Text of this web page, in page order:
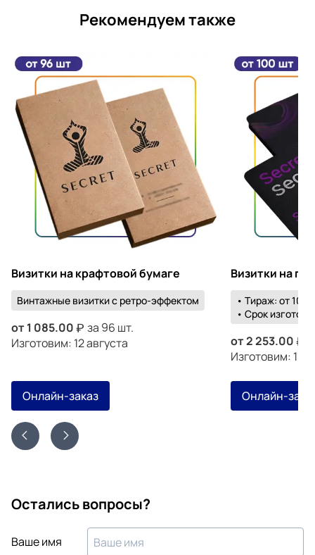
Рекомендуем также
Визитки на крафтовой бумаге
Винтажные визитки с ретро-эффектом
от 1 085.00
за 96 шт.
Изготовим: 12 августа
Онлайн-заказ
Визитки на
• Тираж: от 100
• Срок
от2 253.00
Изготовим: 15
Онлайн-
Остались вопросы?
Ваше имя